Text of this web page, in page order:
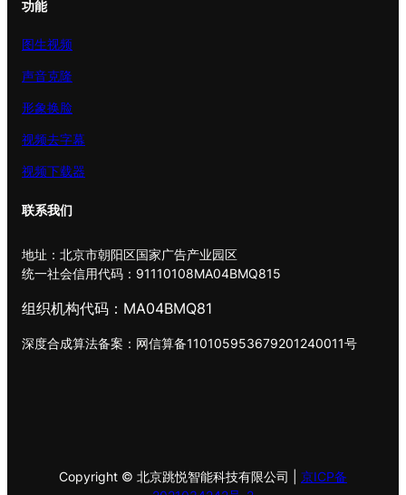
功能
图生视频
声音克隆
形象换脸
视频去字幕
视频下载器
联系我们
地址：北京市朝阳区国家广告产业园区
统一社会信用代码：91110108MA04BMQ815
组织机构代码：MA04BMQ81
深度合成算法备案：网信算备110105953679201240011号
Copyright © 北京跳悦智能科技有限公司 | 京ICP备